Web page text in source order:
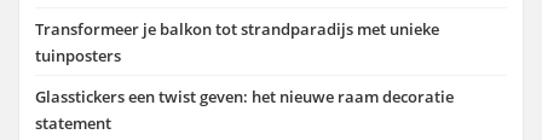
Transformeer je balkon tot strandparadijs met unieke
tuinposters
Glasstickers een twist geven: het nieuwe raam decoratie
statement